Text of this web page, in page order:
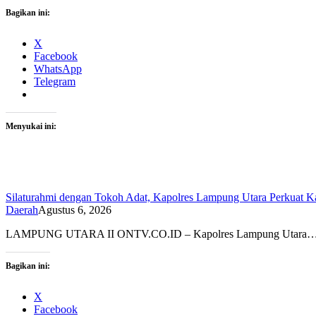
Bagikan ini:
X
Facebook
WhatsApp
Telegram
Menyukai ini:
Silaturahmi dengan Tokoh Adat, Kapolres Lampung Utara Perkuat
DaerahAgustus 6, 2026
LAMPUNG UTARA II ONTV.CO.ID – Kapolres Lampung
Bagikan ini:
X
Facebook